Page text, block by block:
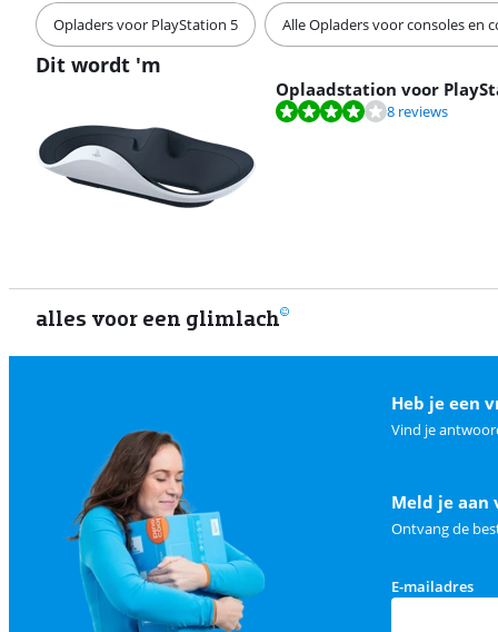
Opladers voor PlayStation 5 Alle Opladers voor consoles en
Dit wordt 'm
Oplaadstation voor
Beoordeling is 8,1 van de 10, gebaseerd op 8 reviews. 8 reviews
alles voor een glimlach
Heb je een
Vind je
Meld je aan
Ontvang de
E-mailadres